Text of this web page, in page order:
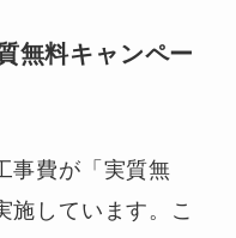
無料キャンペー
事費が「実質無
施しています。こ